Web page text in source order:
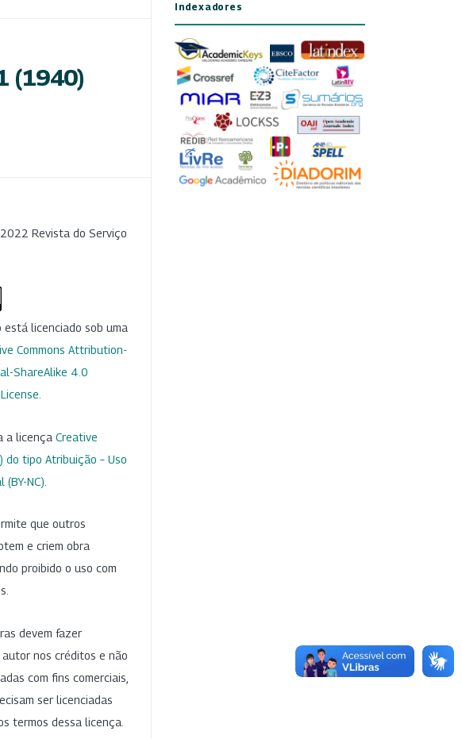
(1940)
Revista do Serviço
licenciado sob uma
Commons Attribution-
ShareAlike 4.0
a licença Creative
do tipo Atribuição – Uso
(BY-NC)
que outros
e criem obra
proibido o uso com
devem fazer
nos créditos e não
com fins comerciais,
ser licenciadas
termos dessa licença.
Indexadores